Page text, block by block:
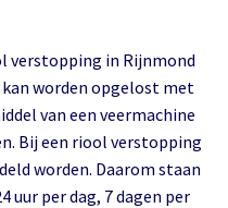
verstopping in Rijnmond
worden opgelost met
van een veermachine
Bij een riool verstopping
worden. Daarom staan
uur per dag, 7 dagen per